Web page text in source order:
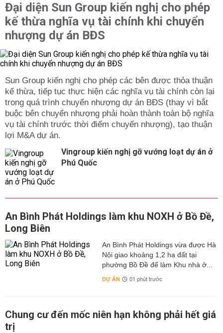
Đại diện Sun Group kiến nghị cho phép
kế thừa nghĩa vụ tài chính khi chuyển
nhượng dự án BĐS
Sun Group kiến nghị cho phép các bên được thỏa thuận
kế thừa, tiếp tục thực hiện các nghĩa vụ tài chính còn lại
trong quá trình chuyển nhượng dự án BĐS (thay vì bắt
buộc bên chuyển nhượng phải hoàn thành toàn bộ nghĩa
vụ tài chính trước thời điểm chuyển nhượng), tạo thuận
lợi M&A dự án.
Vingroup kiến nghị gỡ vướng loạt dự án ở
Phú Quốc
An Bình Phát Holdings làm khu NOXH ở Bồ Đề,
Long Biên
An Bình Phát Holdings vừa được Hà
Nội giao khoảng 1,2 ha đất tại
phường Bồ Đề để làm Khu nhà ở...
DỰ ÁN 01 phút trước
Chung cư đến mốc niên hạn không phải hết giá
trị